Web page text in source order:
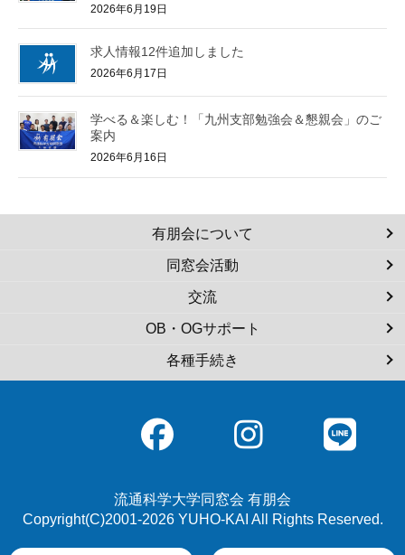
2026年6月19日
求人情報12件追加しました
2026年6月17日
学べる＆楽しむ！「九州支部勉強会＆懇親会」のご
案内
2026年6月16日
有朋会について
同窓会活動
交流
OB・OGサポート
各種手続き
流通科学大学同窓会 有朋会
Copyright(C)2001-2026 YUHO-KAI All Rights Reserved.